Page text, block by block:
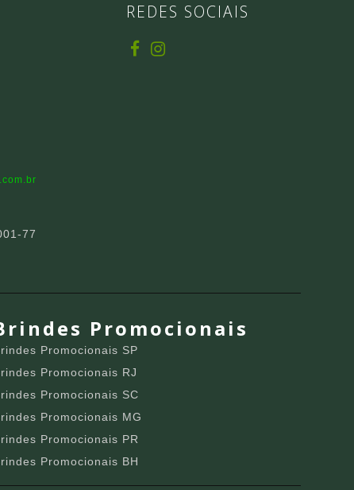
77
REDES SOCIAIS
Promocionais
Promocionais SP
Promocionais RJ
Promocionais SC
Promocionais MG
Promocionais PR
Promocionais BH